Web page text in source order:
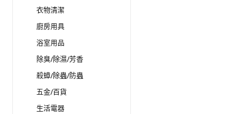
衣物清潔
廚房用具
浴室用品
除臭/除濕/芳香
殺蟑/除蟲/防蟲
五金/百貨
生活電器